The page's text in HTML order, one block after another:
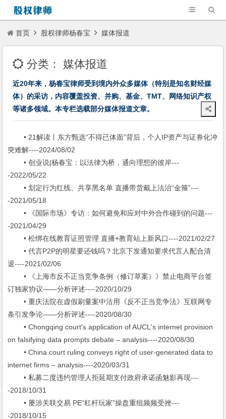
首页 股权律师杨春宝 媒体报道
分类：媒体报道
近20年来，杨春宝律师受到境内外众多媒体（特别是知名财经媒
体）的采访，内容覆盖投资、并购、基金、TMT、网络知识产权
等诸多领域。本专栏选载部分媒体报道文章。
• 21解读丨东方甄选“不得已体面”背后，个人IP资产与证券化冲
突难解----2024/08/02
• 创业说|杨春宝：以法律为桥，通向理想的彼岸---
-2022/05/22
• 划定行为红线、共享黑名单 直播带货戴上法治“金箍”---
-2021/05/18
• 《国际市场》专访：如何避免和应对中外合作碰到的问题---
-2021/04/29
• 松绑在线教育证照管理 直播+教育站上新风口----2021/02/27
• 代言P2P的明星要还钱吗？北京下发通知要求代言人配合清
退----2021/02/06
• 《上海市反不正当竞争条例（修订草案）》禁⽌电商平台签
订独家协议——分析评述----2020/10/29
• 重庆法院在虚假刷量案中沽用《反不正当竞争法》互联网专
条引发争论——分析评述----2020/08/30
• Chongqing court's application of AUCL's internet provision
on falsifying data prompts debate – analysis----2020/08/30
• China court ruling conveys right of user-generated data to
internet firms – analysis----2020/03/31
• 私募二度违约管理人拒延期支付政府承诺函魅影再现---
-2018/10/31
• 屡涉关联交易 PE“杠杆玩家”操盘重组频频受挫---
-2018/10/15